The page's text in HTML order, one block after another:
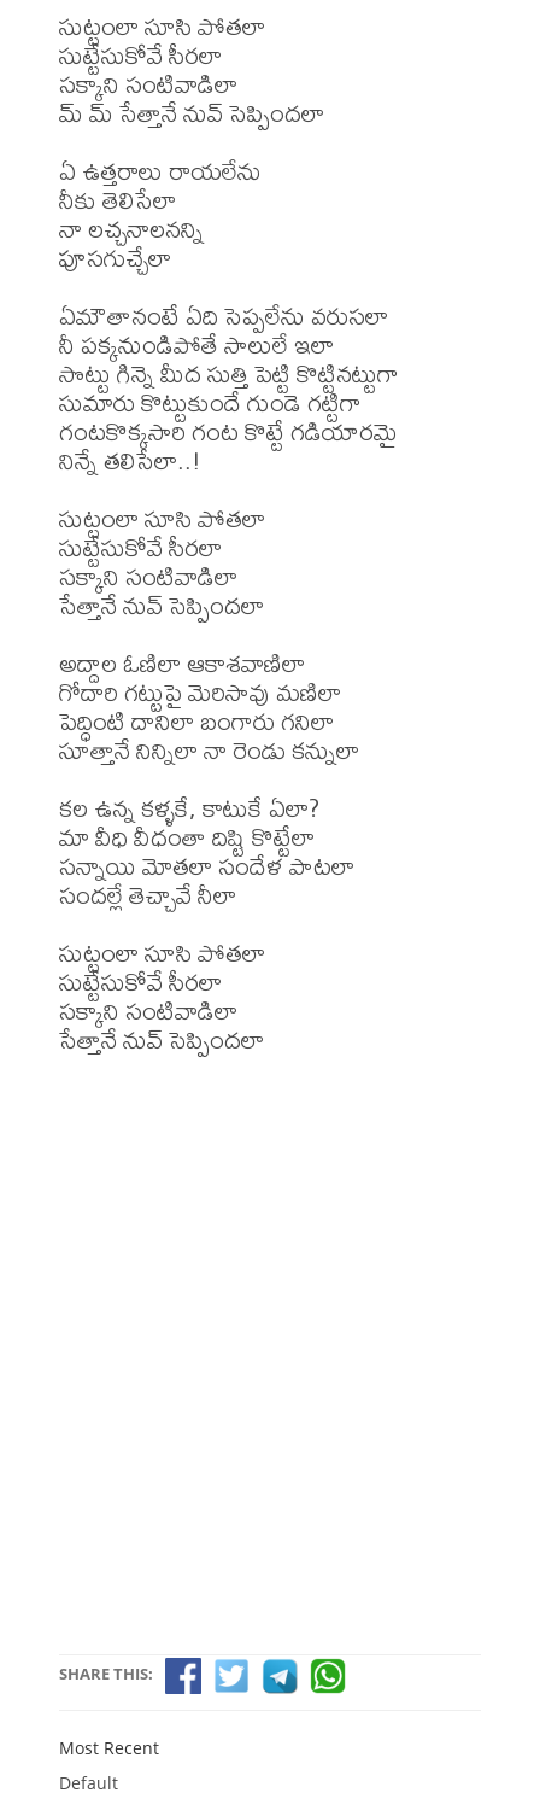
సుట్టంలా సూసి పోతలా
సుట్టేసుకోవే సీరలా
సక్కాని సంటివాడిలా
మ్ మ్ సేత్తానే నువ్ సెప్పిందలా
ఏ ఉత్తరాలు రాయలేను
నీకు తెలిసేలా
నా లచ్చనాలనన్ని
పూసగుచ్చేలా
ఏమౌతానంటే ఏది సెప్పలేను వరుసలా
నీ పక్కనుండిపోతే సాలులే ఇలా
సొట్టు గిన్నె మీద సుత్తి పెట్టి కొట్టినట్టుగా
సుమారు కొట్టుకుందే గుండె గట్టిగా
గంటకొక్కసారి గంట కొట్టే గడియారమై
నిన్నే తలిసేలా..!
సుట్టంలా సూసి పోతలా
సుట్టేసుకోవే సీరలా
సక్కాని సంటివాడిలా
సేత్తానే నువ్ సెప్పిందలా
అద్దాల ఓణిలా ఆకాశవాణిలా
గోదారి గట్టుపై మెరిసావు మణిలా
పెద్ధింటి దానిలా బంగారు గనిలా
సూత్తానే నిన్నిలా నా రెండు కన్నులా
కల ఉన్న కళ్ళకే, కాటుకే ఏలా?
మా వీధి వీధంతా దిష్టి కొట్టేలా
సన్నాయి మోతలా సందేళ పాటలా
సందల్లే తెచ్చావే నీలా
సుట్టంలా సూసి పోతలా
సుట్టేసుకోవే సీరలా
సక్కాని సంటివాడిలా
సేత్తానే నువ్ సెప్పిందలా
SHARE THIS:
Most Recent
Default